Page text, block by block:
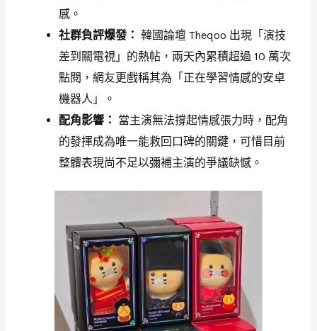
感。
社群負評爆發： 韓國論壇 Theqoo 出現「演技
差到關電視」的熱帖，兩天內累積超過 10 萬次
點閱，網友更戲稱其為「正在學習情感的安卓
機器人」。
配角影響： 當主演無法撐起情感張力時，配角
的發揮成為唯一能救回口碑的關鍵，可惜目前
整體表現尚不足以彌補主演的爭議缺憾。